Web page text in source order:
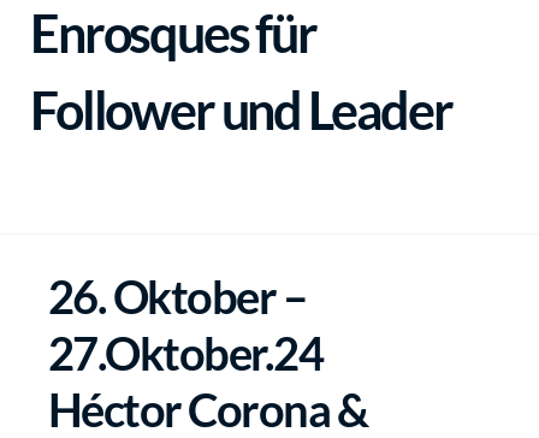
Enrosques für
Follower und Leader
26. Oktober –
27.Oktober.24
Héctor Corona &